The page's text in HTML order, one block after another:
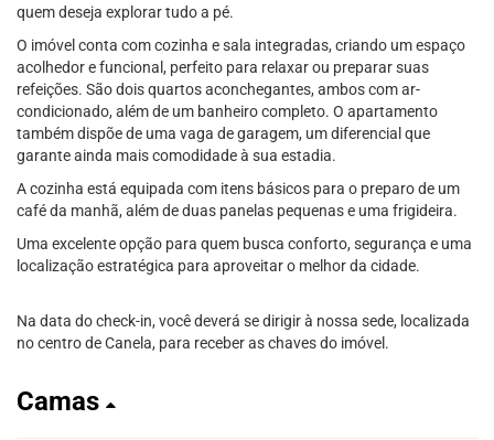
quem deseja explorar tudo a pé.
O imóvel conta com cozinha e sala integradas, criando um espaço
acolhedor e funcional, perfeito para relaxar ou preparar suas
refeições. São dois quartos aconchegantes, ambos com ar-
condicionado, além de um banheiro completo. O apartamento
também dispõe de uma vaga de garagem, um diferencial que
garante ainda mais comodidade à sua estadia.
A cozinha está equipada com itens básicos para o preparo de um
café da manhã, além de duas panelas pequenas e uma frigideira.
Uma excelente opção para quem busca conforto, segurança e uma
localização estratégica para aproveitar o melhor da cidade.
Na data do check-in, você deverá se dirigir à nossa sede, localizada
no centro de Canela, para receber as chaves do imóvel.
Camas